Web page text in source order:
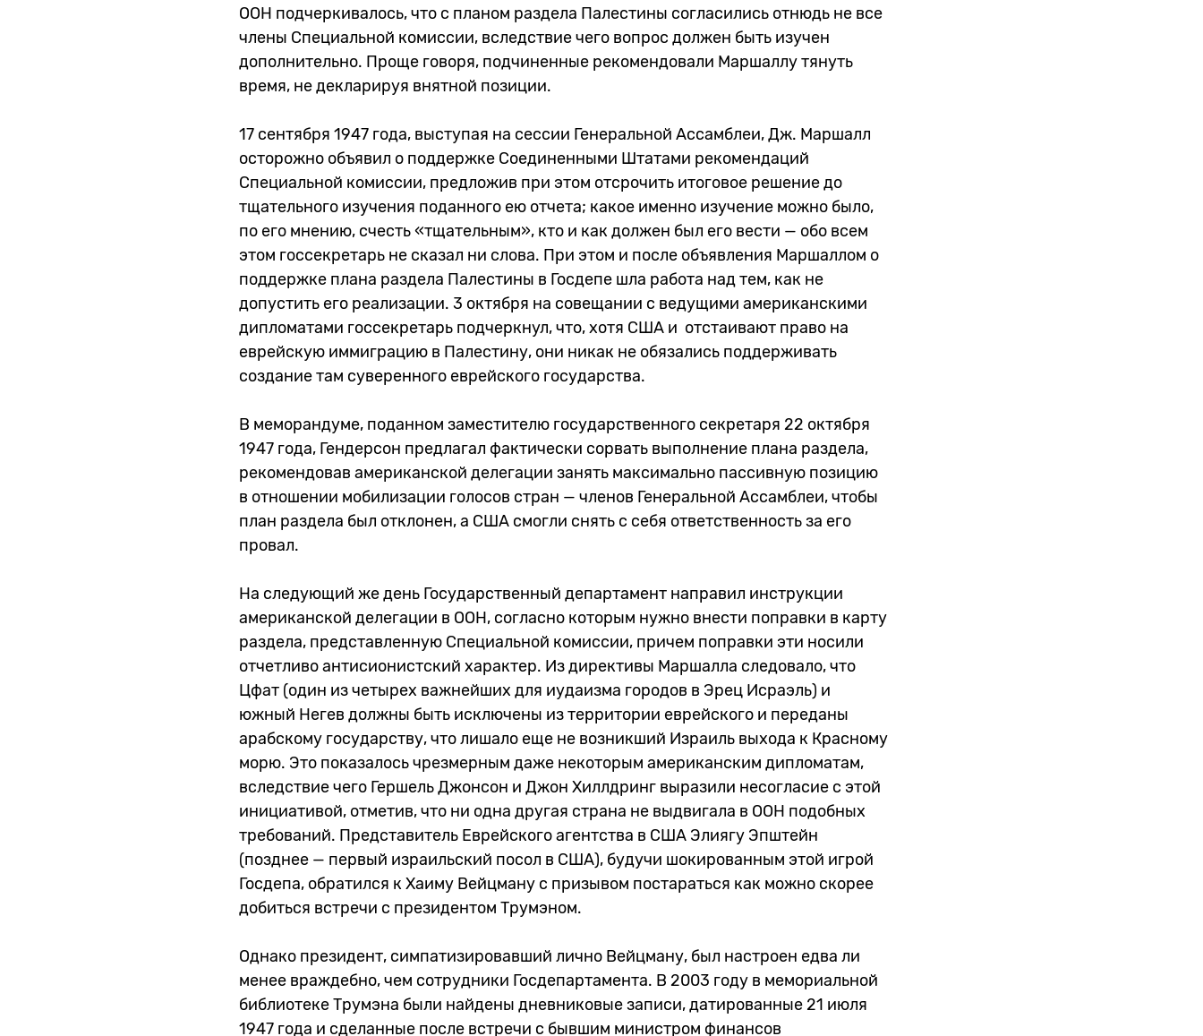
ООН подчеркивалось, что с планом раздела Палестины согласились отнюдь не все
члены Специальной комиссии, вследствие чего вопрос должен быть изучен
дополнительно. Проще говоря, подчиненные рекомендовали Маршаллу тянуть
время, не декларируя внятной позиции.
17 сентября 1947 года, выступая на сессии Генеральной Ассамблеи, Дж. Маршалл
осторожно объявил о поддержке Соединенными Штатами рекомендаций
Специальной комиссии, предложив при этом отсрочить итоговое решение до
тщательного изучения поданного ею отчета; какое именно изучение можно было,
по его мнению, счесть «тщательным», кто и как должен был его вести — обо всем
этом госсекретарь не сказал ни слова. При этом и после объявления Маршаллом о
поддержке плана раздела Палестины в Госдепе шла работа над тем, как не
допустить его реализации. 3 октября на совещании с ведущими американскими
дипломатами госсекретарь подчеркнул, что, хотя США и отстаивают право на
еврейскую иммиграцию в Палестину, они никак не обязались поддерживать
создание там суверенного еврейского государства.
В меморандуме, поданном заместителю государственного секретаря 22 октября
1947 года, Гендерсон предлагал фактически сорвать выполнение плана раздела,
рекомендовав американской делегации занять максимально пассивную позицию
в отношении мобилизации голосов стран — членов Генеральной Ассамблеи, чтобы
план раздела был отклонен, а США смогли снять с себя ответственность за его
провал.
На следующий же день Государственный департамент направил инструкции
американской делегации в ООН, согласно которым нужно внести поправки в карту
раздела, представленную Специальной комиссии, причем поправки эти носили
отчетливо антисионистский характер. Из директивы Маршалла следовало, что
Цфат (один из четырех важнейших для иудаизма городов в Эрец Исраэль) и
южный Негев должны быть исключены из территории еврейского и переданы
арабскому государству, что лишало еще не возникший Израиль выхода к Красному
морю. Это показалось чрезмерным даже некоторым американским дипломатам,
вследствие чего Гершель Джонсон и Джон Хиллдринг выразили несогласие с этой
инициативой, отметив, что ни одна другая страна не выдвигала в ООН подобных
требований. Представитель Еврейского агентства в США Элиягу Эпштейн
(позднее — первый израильский посол в США), будучи шокированным этой игрой
Госдепа, обратился к Хаиму Вейцману с призывом постараться как можно скорее
добиться встречи с президентом Трумэном.
Однако президент, симпатизировавший лично Вейцману, был настроен едва ли
менее враждебно, чем сотрудники Госдепартамента. В 2003 году в мемориальной
библиотеке Трумэна были найдены дневниковые записи, датированные 21 июля
1947 года и сделанные после встречи с бывшим министром финансов